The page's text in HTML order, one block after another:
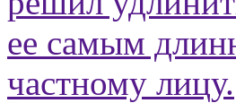
ее самым
частному лицу.